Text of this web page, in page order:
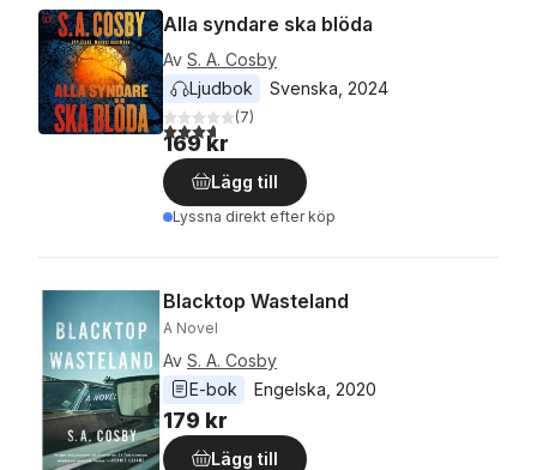
Alla syndare ska blöda
Av S. A. Cosby
Ljudbok
Svenska 2024
3,7utav 5 stjärnor. Totalt antal röster:
(7)
169 kr
Lägg till
Lyssna direkt efter köp
Blacktop Wasteland
A Novel
Av S. A. Cosby
E-bok
Engelska 2020
179 kr
Lägg till